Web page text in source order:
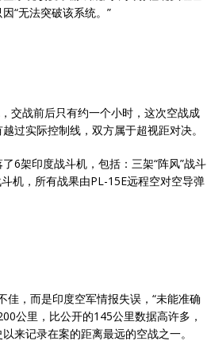
“无法突破该系统。”
交战前后只有约一个小时，这次空战成
过实际控制线，双方属于超视距对决。
6架印度战斗机，包括：三架“阵风”战斗
机，所有战果由PL-15E远程空对空导弹
佳，而是印度空军情报失误，“未能准确
公里，比公开的145公里数据高许多，
来记录在案的距离最远的空战之一。